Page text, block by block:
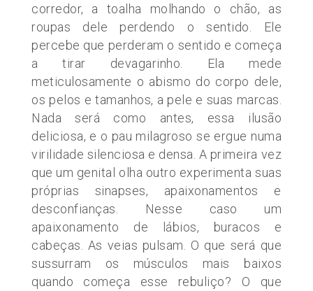
corredor, a toalha molhando o chão, as
roupas dele perdendo o sentido. Ele
percebe que perderam o sentido e começa
a tirar devagarinho. Ela mede
meticulosamente o abismo do corpo dele,
os pelos e tamanhos, a pele e suas marcas.
Nada será como antes, essa ilusão
deliciosa, e o pau milagroso se ergue numa
virilidade silenciosa e densa. A primeira vez
que um genital olha outro experimenta suas
próprias sinapses, apaixonamentos e
desconfianças. Nesse caso um
apaixonamento de lábios, buracos e
cabeças. As veias pulsam. O que será que
sussurram os músculos mais baixos
quando começa esse rebuliço? O que